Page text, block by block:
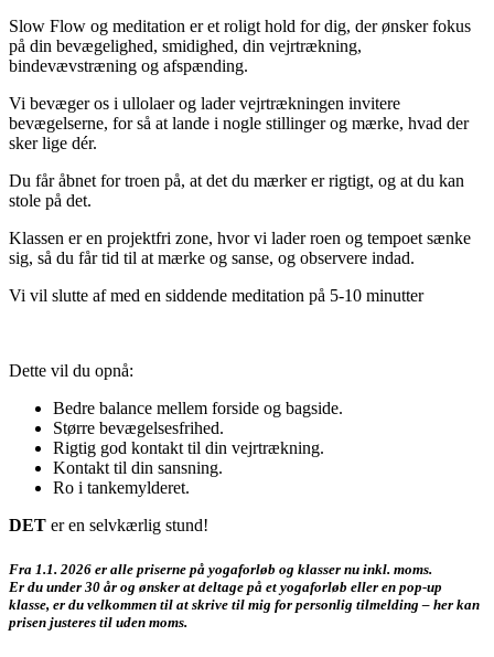
Slow Flow og meditation er et roligt hold for dig, der ønsker fokus
på din bevægelighed, smidighed, din vejrtrækning,
bindevævstræning og afspænding.
Vi bevæger os i ullolaer og lader vejrtrækningen invitere
bevægelserne, for så at lande i nogle stillinger og mærke, hvad der
sker lige dér.
Du får åbnet for troen på, at det du mærker er rigtigt, og at du kan
stole på det.
Klassen er en projektfri zone, hvor vi lader roen og tempoet sænke
sig, så du får tid til at mærke og sanse, og observere indad.
Vi vil slutte af med en siddende meditation på 5-10 minutter
Dette vil du opnå:
Bedre balance mellem forside og bagside.
Større bevægelsesfrihed.
Rigtig god kontakt til din vejrtrækning.
Kontakt til din sansning.
Ro i tankemylderet.
DET er en selvkærlig stund!
Fra 1.1. 2026 er alle priserne på yogaforløb og klasser nu inkl. moms.
Er du under 30 år og ønsker at deltage på et yogaforløb eller en pop-up
klasse, er du velkommen til at skrive til mig for personlig tilmelding – her kan
prisen justeres til uden moms.